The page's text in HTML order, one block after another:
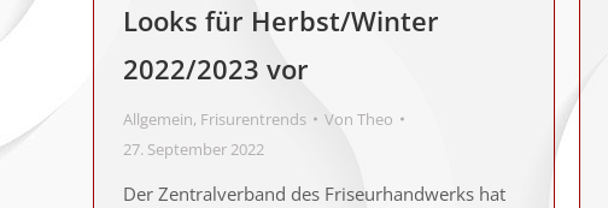
Looks für Herbst/Winter
2022/2023 vor
Allgemein, Frisurentrends Von Theo
27. September 2022
Der Zentralverband des Friseurhandwerks hat